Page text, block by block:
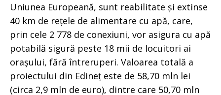
Uniunea Europeană, sunt reabilitate și extinse
40 km de rețele de alimentare cu apă, care,
prin cele 2 778 de conexiuni, vor asigura cu apă
potabilă sigură peste 18 mii de locuitori ai
orașului, fără întreruperi. Valoarea totală a
proiectului din Edineț este de 58,70 mln lei
(circa 2,9 mln de euro), dintre care 50,70 mln